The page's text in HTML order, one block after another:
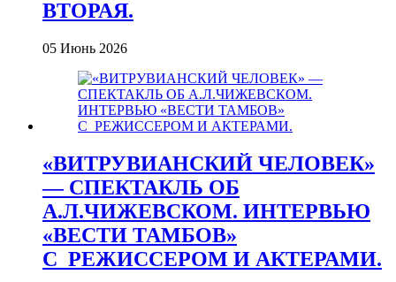
ВТОРАЯ.
05 Июнь 2026
«ВИТРУВИАНСКИЙ ЧЕЛОВЕК»
— СПЕКТАКЛЬ ОБ
А.Л.ЧИЖЕВСКОМ. ИНТЕРВЬЮ
«ВЕСТИ ТАМБОВ»
С_РЕЖИССЕРОМ И АКТЕРАМИ.